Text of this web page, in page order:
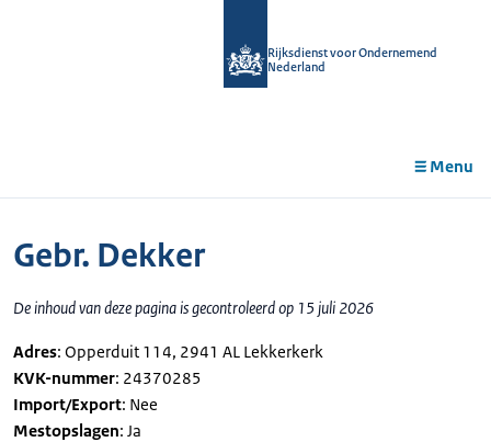
Rijksdienst voor Ondernemend
Nederland
Menu
Gebr. Dekker
De inhoud van deze pagina is gecontroleerd op 15 juli 2026
Adres: Opperduit 114, 2941 AL Lekkerkerk
KVK-nummer: 24370285
Import/Export: Nee
Mestopslagen: Ja